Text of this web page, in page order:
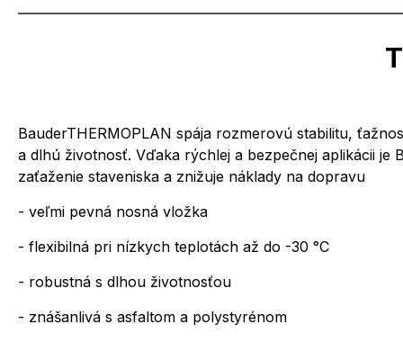
BauderTHERMOPLAN spája rozmerovú stabilitu,
a dlhú životnosť. Vďaka rýchlej a bezpečnej aplikácii je
zaťaženie staveniska a znižuje náklady na dopravu
- veľmi pevná nosná vložka
- flexibilná pri nízkych teplotách až do -30 °C
- robustná s dlhou životnosťou
- znášanlivá s asfaltom a polystyrénom